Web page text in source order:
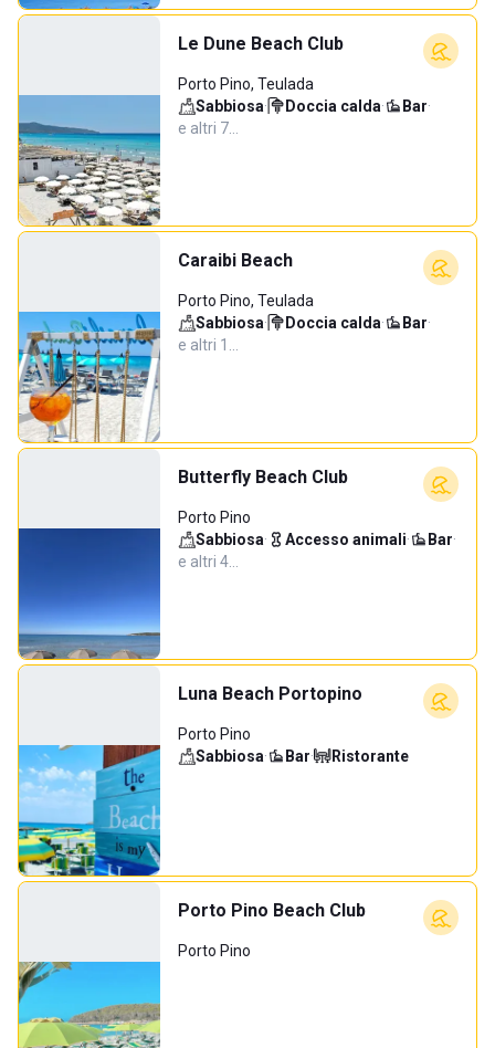
Le Dune Beach Club
Porto Pino, Teulada
Sabbiosa· Doccia calda· Bar·
e altri 7…
Caraibi Beach
Porto Pino, Teulada
Sabbiosa· Doccia calda· Bar·
e altri 1…
Butterfly Beach Club
Porto Pino
Sabbiosa· Accesso animali· Bar·
e altri 4…
Luna Beach Portopino
Porto Pino
Sabbiosa· Bar· Ristorante
Porto Pino Beach Club
Porto Pino